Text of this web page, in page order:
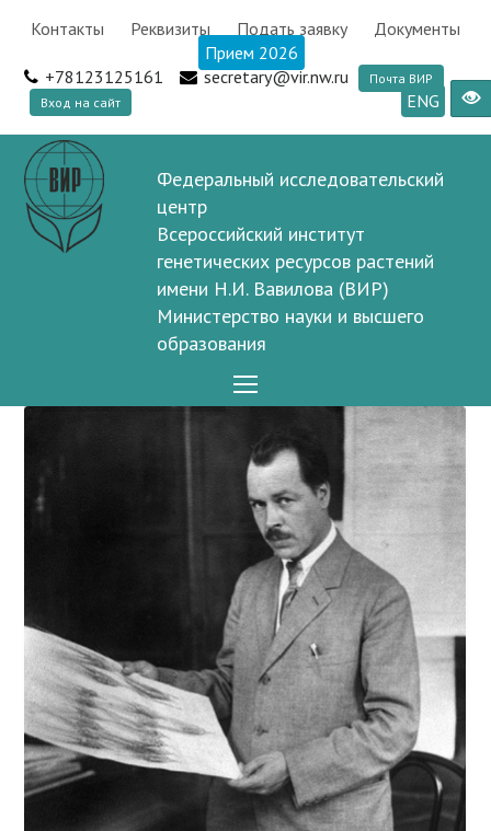
Контакты Реквизиты Подать заявку
Документы
Прием 2026
+78123125161
secretary@vir.nw.ru
Почта ВИР
Вход на сайт
ENG
Федеральный исследовательский
центр
Всероссийский институт
генетических ресурсов растений
имени Н.И. Вавилова (ВИР)
Министерство науки и высшего
образования
Menu